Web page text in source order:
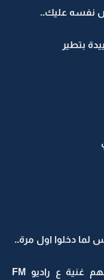
نفسه عليك..
بتطير
لما دخلوا اول مرة..
دخلت سيارة يوسف...يوسف حط لهم غنية ع راديو FM